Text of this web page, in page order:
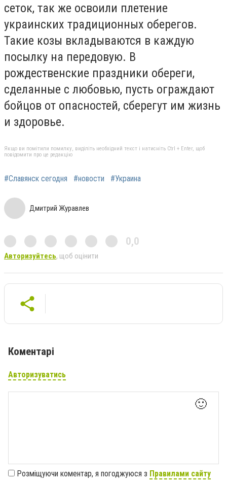
сеток, так же освоили плетение
украинских традиционных оберегов.
Такие козы вкладываются в каждую
посылку на передовую. В
рождественские праздники обереги,
сделанные с любовью, пусть ограждают
бойцов от опасностей, сберегут им жизнь
и здоровье.
Якщо ви помітили помилку, виділіть необхідний текст і натисніть Ctrl + Enter, щоб
повідомити про це редакцію
#Славянск сегодня #новости #Украина
Дмитрий Журавлев
0,0
Авторизуйтесь, щоб оцінити
Коментарі
Авторизуватись
🙂
Розміщуючи коментар, я погоджуюся з Правилами сайту